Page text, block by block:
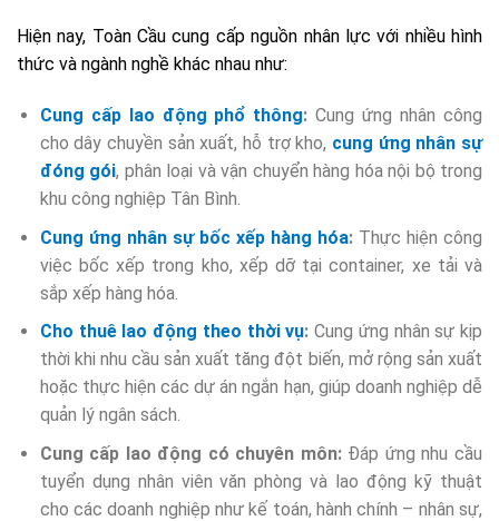
Hiện nay, Toàn Cầu cung cấp nguồn nhân lực với nhiều hình
thức và ngành nghề khác nhau như:
Cung cấp lao động phổ thông: Cung ứng nhân công
cho dây chuyền sản xuất, hỗ trợ kho, cung ứng nhân sự
đóng gói, phân loại và vận chuyển hàng hóa nội bộ trong
khu công nghiệp Tân Bình.
Cung ứng nhân sự bốc xếp hàng hóa: Thực hiện công
việc bốc xếp trong kho, xếp dỡ tại container, xe tải và
sắp xếp hàng hóa.
Cho thuê lao động theo thời vụ: Cung ứng nhân sự kịp
thời khi nhu cầu sản xuất tăng đột biến, mở rộng sản xuất
hoặc thực hiện các dự án ngắn hạn, giúp doanh nghiệp dễ
quản lý ngân sách.
Cung cấp lao động có chuyên môn: Đáp ứng nhu cầu
tuyển dụng nhân viên văn phòng và lao động kỹ thuật
cho các doanh nghiệp như kế toán, hành chính – nhân sự,